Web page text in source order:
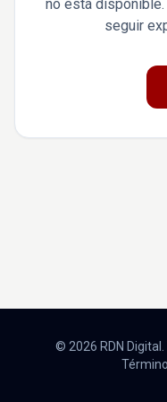
no está
seguir
© 2026 RDN